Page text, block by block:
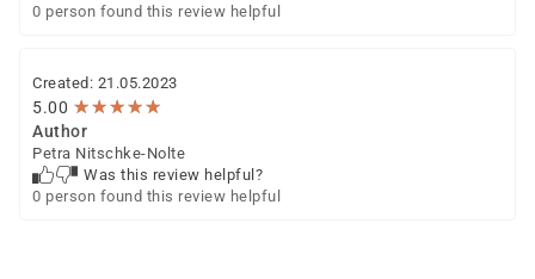
0 person found this review helpful
Created: 21.05.2023
5.00 ★★★★★
★★★★★
Author
Petra Nitschke-Nolte
Was this review helpful?
0 person found this review helpful